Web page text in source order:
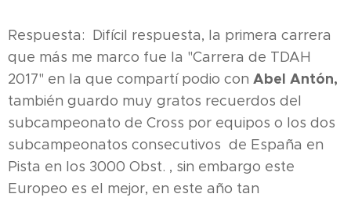
Respuesta: Difícil respuesta, la primera carrera
que más me marco fue la "Carrera de TDAH
2017" en la que compartí podio con Abel Antón,
también guardo muy gratos recuerdos del
subcampeonato de Cross por equipos o los dos
subcampeonatos consecutivos de España en
Pista en los 3000 Obst. , sin embargo este
Europeo es el mejor, en este año tan